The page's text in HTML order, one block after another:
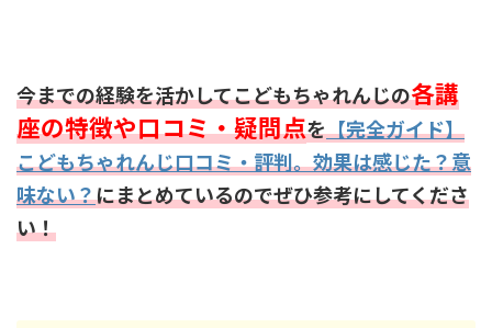
今までの経験を活かしてこどもちゃれんじの各講
座の特徴や口コミ・疑問点を【完全ガイド】
こどもちゃれんじ口コミ・評判。効果は感じた？意
味ない？にまとめているのでぜひ参考にしてくださ
い！